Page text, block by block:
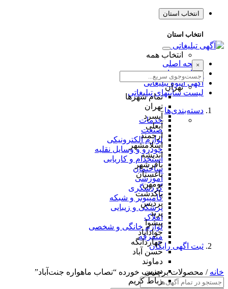
انتخاب استان
انتخاب استان
انتخاب همه
×
تهران
تمام شهر‌ها
تهران
آبسرد
آبعلی
ارجمند
اسلامشهر
اندیشه
باقرشهر
باغستان
بومهن
پاکدشت
پردیس
پرند
پیشوا
جوادآباد
چهاردانگه
حسن آباد
دماوند
دیزین
رباط کریم
صفحه اصلی
طراحی سایت
آگهی انبوه تبلیغاتی
لیست سایتهای تبلیغاتی
دسته‌بندی‌ها
خدمات
صنعت
لوازم الکترونیکی
خودرو و وسایل نقلیه
استخدام و کاریابی
ساختمان
آموزشی
گردشگری
کامپیوتر و شبکه
پزشکی و زیبایی
املاک
لوازم خانگی و شخصی
متفرقه
ثبت اگهی رایگان
خانه / محصولات برچسب خورده “نصاب ماهواره جنت‌آباد”